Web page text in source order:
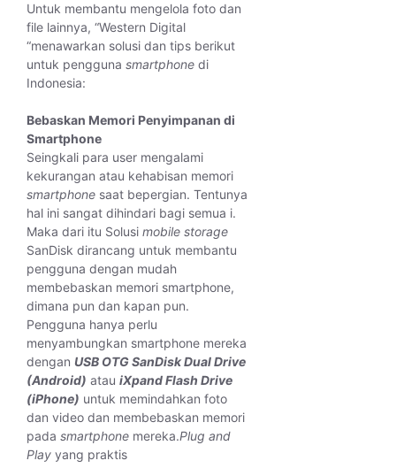
Untuk membantu mengelola foto dan
file lainnya, “Western Digital
“menawarkan solusi dan tips berikut
untuk pengguna smartphone di
Indonesia:
Bebaskan Memori Penyimpanan di
Smartphone
Seingkali para user mengalami
kekurangan atau kehabisan memori
smartphone saat bepergian. Tentunya
hal ini sangat dihindari bagi semua i.
Maka dari itu Solusi mobile storage
SanDisk dirancang untuk membantu
pengguna dengan mudah
membebaskan memori smartphone,
dimana pun dan kapan pun.
Pengguna hanya perlu
menyambungkan smartphone mereka
dengan USB OTG SanDisk Dual Drive
(Android) atau iXpand Flash Drive
(iPhone) untuk memindahkan foto
dan video dan membebaskan memori
pada smartphone mereka.Plug and
Play yang praktis